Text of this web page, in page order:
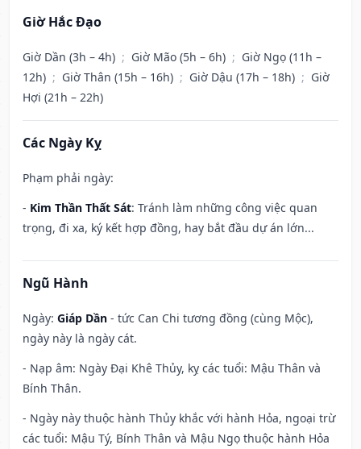
Giờ Hắc Đạo
Giờ Dần (3h – 4h) ; Giờ Mão (5h – 6h) ; Giờ Ngọ (11h –
12h) ; Giờ Thân (15h – 16h) ; Giờ Dậu (17h – 18h) ; Giờ
Hợi (21h – 22h)
Các Ngày Kỵ
Phạm phải ngày:
- Kim Thần Thất Sát: Tránh làm những công việc quan
trọng, đi xa, ký kết hợp đồng, hay bắt đầu dự án lớn...
Ngũ Hành
Ngày: Giáp Dần - tức Can Chi tương đồng (cùng Mộc),
ngày này là ngày cát.
- Nạp âm: Ngày Đại Khê Thủy, kỵ các tuổi: Mậu Thân và
Bính Thân.
- Ngày này thuộc hành Thủy khắc với hành Hỏa, ngoại trừ
các tuổi: Mậu Tý, Bính Thân và Mậu Ngọ thuộc hành Hỏa